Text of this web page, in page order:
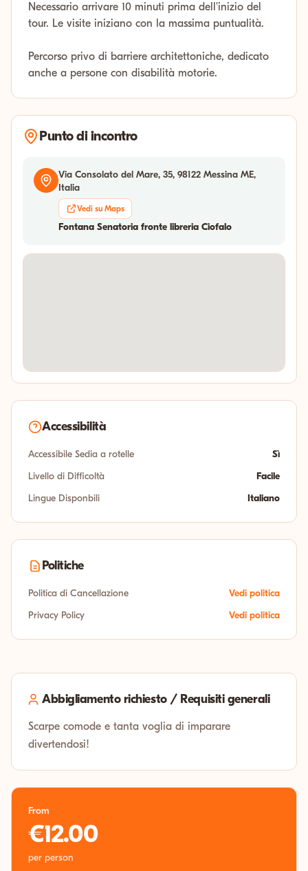
Necessario arrivare 10 minuti prima dell'inizio del
tour. Le visite iniziano con la massima puntualità.
Percorso privo di barriere architettoniche, dedicato
anche a persone con disabilità motorie.
Punto di incontro
Via Consolato del Mare, 35, 98122 Messina ME,
Italia
Vedi su Maps
Fontana Senatoria fronte libreria Ciofalo
Accessibilità
Accessibile Sedia a rotelle
Sì
Livello di Difficoltà
Facile
Lingue Disponbili
Italiano
Politiche
Politica di Cancellazione
Vedi politica
Privacy Policy
Vedi politica
Abbigliamento richiesto / Requisiti generali
Scarpe comode e tanta voglia di imparare
divertendosi!
From
€12.00
per person